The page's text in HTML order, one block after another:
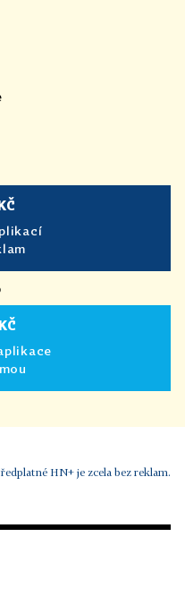
HN+ je zcela bez reklam.